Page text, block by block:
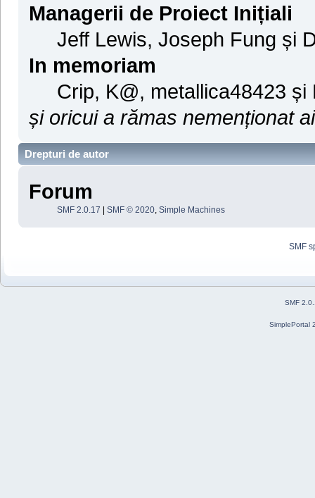
Managerii de Proiect Inițiali
Jeff Lewis, Joseph Fung și
In memoriam
Crip, K@, metallica48423 și
și oricui a rămas nemenționat
Drepturi de autor
Forum
SMF 2.0.17 | SMF © 2020, Simple Machines
SMF
SMF
SimplePortal